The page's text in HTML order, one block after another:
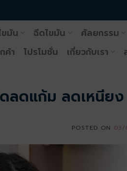
มัน ฉีดไขมัน ศัลยกรรม
ค้า
โปรโมชั่น เกี่ยวกับเรา
ลดแก้ม ลดเหนีย
POSTED ON 03/